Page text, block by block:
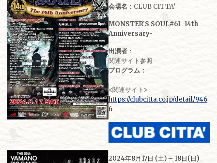
会場名： CLUB CITTA’
MONSTER’S SOUL#61 -14th
Anniversary-
出演者 ：
関連サイト参照
プログラム：
<関連サイト>
https://clubcitta.co.jp/detail/946
6
2024年8月17日 (土) – 18日(日)